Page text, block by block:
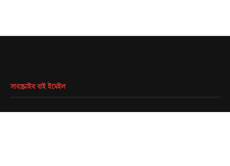
সাবস্ক্রাইব বাই ইমেইল